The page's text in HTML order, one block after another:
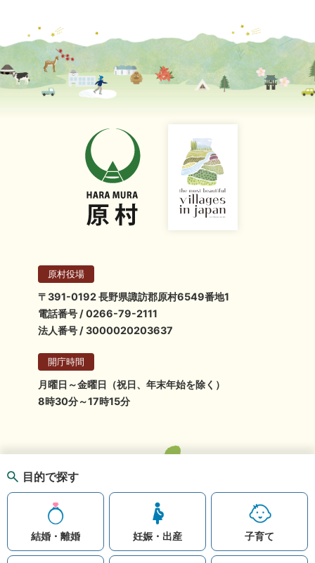
目的で探す
結婚・離婚 妊娠・出産 子育て
原村役場
〒391-0192 長野県諏訪郡原村6549番地1
電話番号 / 0266-79-2111
法人番号 / 3000020203637
開庁時間
月曜日～金曜日（祝日、年末年始を除く）
8時30分～17時15分